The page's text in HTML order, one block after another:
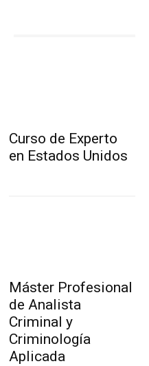
Curso de Experto
en Estados Unidos
Máster Profesional
de Analista
Criminal y
Criminología
Aplicada